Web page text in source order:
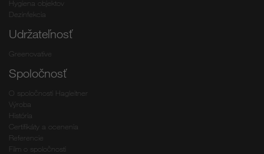
Hygiena objektov
Dezinfekcia
Udržateľnosť
Greenovative
Spoločnosť
O spoločnosti Hagleitner
Výroba
História
Certifikáty a ocenenia
Referencie
Film o spoločnosti